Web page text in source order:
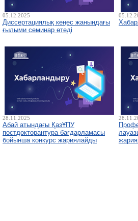
05.12.2025
Диссертациялық кеңес жанындағы
ғылыми семинар өтеді
28.11.2025
Абай атындағы ҚазҰПУ
постдокторантура бағдарламасы
бойынша конкурс жариялайды